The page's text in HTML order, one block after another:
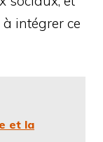
intégrer ce
et la